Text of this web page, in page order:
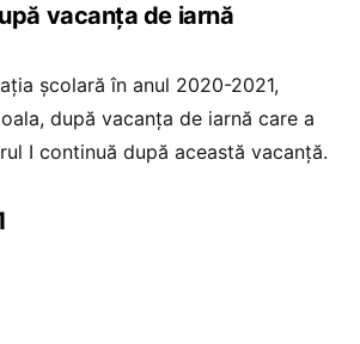
vacanța de iarnă
școlară în anul 2020-2021,
după vacanța de iarnă care a
I continuă după această vacanță.